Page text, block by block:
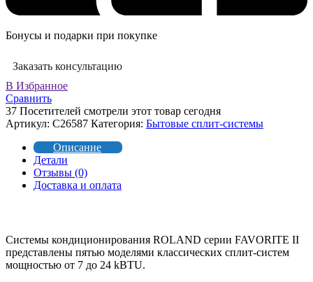
Бонусы и подарки при покупке
Заказать консультацию
В Избранное
Сравнить
37 Посетителей смотрели этот товар сегодня
Артикул: C26587 Категория: Бытовые сплит-системы
Описание
Детали
Отзывы (0)
Доставка и оплата
Системы кондиционирования ROLAND серии FAVORITE II
представлены пятью моделями классических сплит-систем
мощностью от 7 до 24 kBTU.